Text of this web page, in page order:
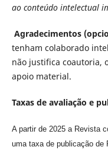
ao conteúdo intelectual
Agradecimentos
tenham colaborado
não justifica coautoria,
apoio material.
Taxas de avaliação e
A partir de 2025 a Revista
uma taxa de publicação de